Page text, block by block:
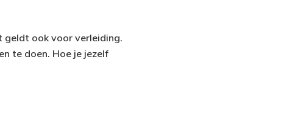
geldt ook voor verleiding.
te doen. Hoe je jezelf